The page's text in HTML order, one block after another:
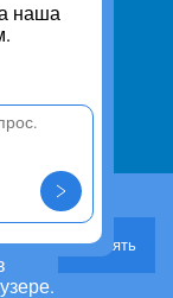
наша
на
от
Принять